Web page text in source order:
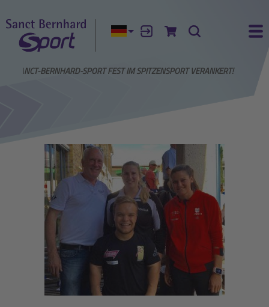
Aktuelle Sprache:
AnmeldenZum Warenkorb
Suche
SANCT-BERNHARD-SPORT FEST IM SPITZENSPORT VERANKERT!